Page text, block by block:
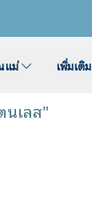
แม่ เพิ่มเติม
นเลส"